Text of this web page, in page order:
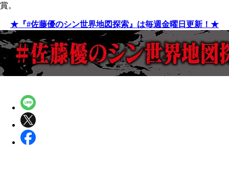
賞。
★『#佐藤優のシン世界地図探索』は毎週金曜日更新！★